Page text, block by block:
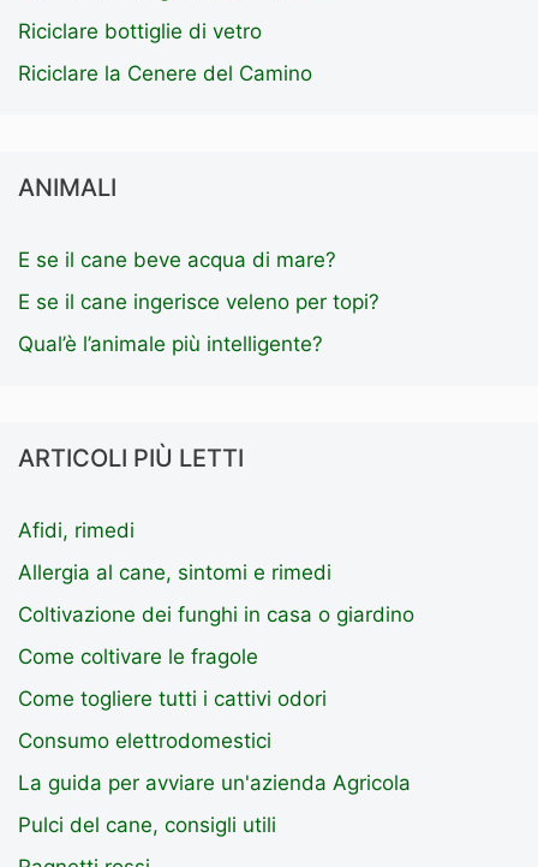
Riciclare bottiglie di vetro
Riciclare la Cenere del Camino
ANIMALI
E se il cane beve acqua di mare?
E se il cane ingerisce veleno per topi?
Qual’è l’animale più intelligente?
ARTICOLI PIÙ LETTI
Afidi, rimedi
Allergia al cane, sintomi e rimedi
Coltivazione dei funghi in casa o giardino
Come coltivare le fragole
Come togliere tutti i cattivi odori
Consumo elettrodomestici
La guida per avviare un'azienda Agricola
Pulci del cane, consigli utili